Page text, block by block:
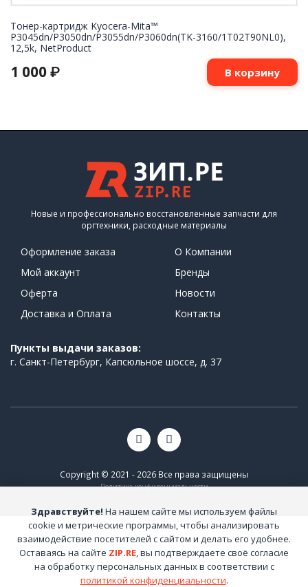
Тонер-картридж Kyocera-Mita™
P3045dn/P3050dn/P3055dn/P3060dn(TK-3160/1T02T90NL0),
12,5k, NetProduct
1 000 ₽ В корзину
Новые и профессионально восстановленные запчасти для
оргтехники, расходные материалы
Оформление заказа
Мой аккаунт
Оферта
Доставка и Оплата
О Компании
Бренды
Новости
Контакты
Пункты выдачи заказов:
г. Санкт-Петербург, Капсюльное шоссе, д. 37
Copyright © 2021 - 2026 Все права защищены
Политика конфиденциальности
Здравствуйте! На нашем сайте мы используем файлы
cookie и метрические программы, чтобы анализировать
взаимодействие посетителей с сайтом и делать его удобнее.
Оставаясь на сайте ZIP.RE, вы подтверждаете своё согласие
на обработку персональных данных в соответствии с
политикой конфиденциальности.